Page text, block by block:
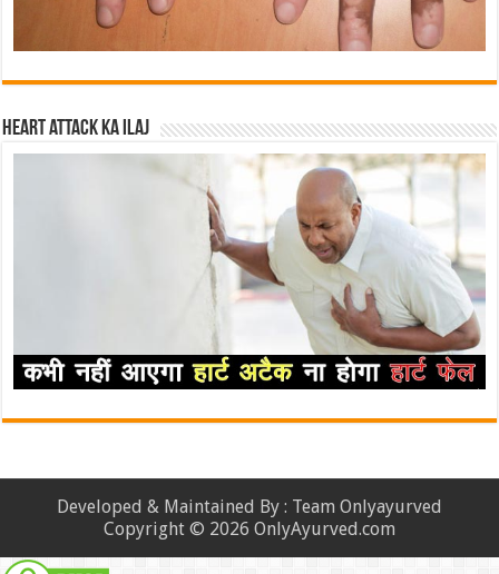
Heart attack ka ilaj
Developed & Maintained By : Team Onlyayurved
Copyright © 2026 OnlyAyurved.com